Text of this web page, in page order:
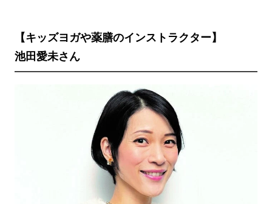
【キッズヨガや薬膳のインストラクター】
池田愛未さん